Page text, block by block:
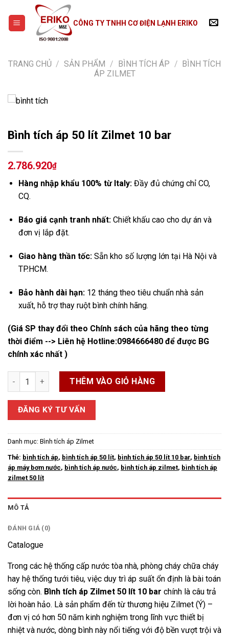
content
CÔNG TY TNHH CƠ ĐIỆN LẠNH ERIKO
TRANG CHỦ / SẢN PHẨM / BÌNH TÍCH ÁP / BÌNH TÍCH
ÁP ZILMET
Bình tích áp 50 lít Zilmet 10 bar
2.786.920₫
Hàng nhập khẩu 100% từ Italy:Đầy đủ chứng chỉ CO,
CQ.
Báo giá cạnh tranh nhất:Chiết khấu cao cho dự án và
đơn vị lắp đặt.
Giao hàng thần tốc:Sẵn kho số lượng lớn tại Hà Nội và
TP.HCM.
Bảo hành dài hạn:12 tháng theo tiêu chuẩn nhà sản
xuất, hỗ trợ thay ruột bình chính hãng.
(Giá SP thay đổi theo Chính sách của hãng theo từng
thời điểm --> Liên hệ Hotline:0984666480 để được BG
chính xác nhất )
Bình tích áp 50 lít Zilmet 10 bar số lượng
THÊM VÀO GIỎ HÀNG
ĐĂNG KÝ TƯ VẤN
Danh mục: Bình tích áp Zilmet
Thẻ: bình tích áp, bình tích áp 50 lít, bình tích áp 50 lít 10 bar, bình tích
áp máy bơm nước, bình tích áp nước, bình tích áp zilmet, bình tích áp
zilmet 50 lít
MÔ TẢ
ĐÁNH GIÁ (0)
Catalogue
Trong các hệ thống cấp nước tòa nhà, phòng cháy chữa cháy
hay hệ thống tưới tiêu, việc duy trì áp suất ổn định là bài toán
sống còn. Bình tích áp Zilmet 50 lít 10 bar chính là câu trả
lời hoàn hảo. Là sản phẩm đến từ thương hiệu Zilmet (Ý) –
đơn vị có hơn 50 năm kinh nghiệm trong lĩnh vực thiết bị
nhiệt và nước, dòng bình này nổi tiếng với độ bền vượt trội và